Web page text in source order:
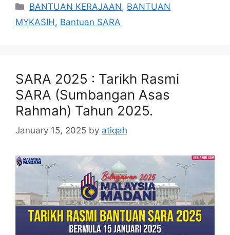
Categories
BANTUAN KERAJAAN, BANTUAN
MYKASIH , Bantuan SARA
SARA 2025 : Tarikh Rasmi
SARA (Sumbangan Asas
Rahmah) Tahun 2025.
January 15, 2025 by atiqah